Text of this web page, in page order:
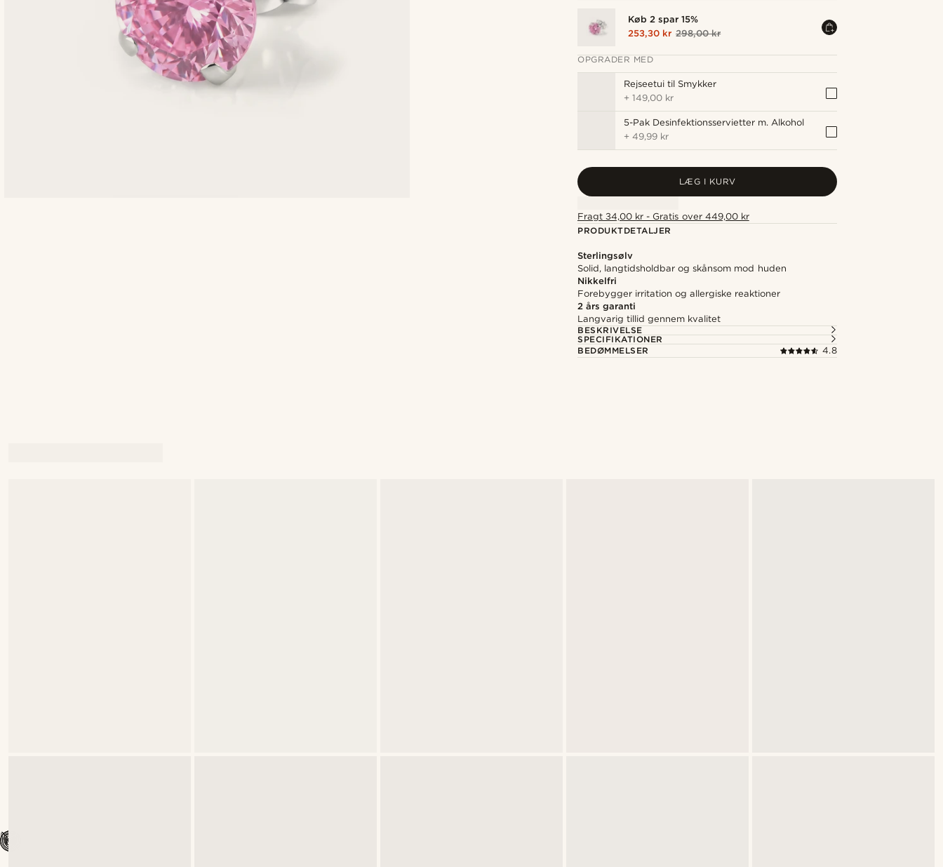
Køb 2 spar 15%
253,30 kr 298,00 kr
OPGRADER MED
Rejseetui til Smykker
+149,00 kr
5-Pak Desinfektionsservietter m. Alkohol
+49,99 kr
LÆG I KURV
Fragt 34,00 kr - Gratis over 449,00 kr
PRODUKTDETALJER
Sterlingsølv
Solid, langtidsholdbar og skånsom mod huden
Nikkelfri
Forebygger irritation og allergiske reaktioner
2 års garanti
Langvarig tillid gennem kvalitet
BESKRIVELSE
SPECIFIKATIONER
BEDØMMELSER
4.8